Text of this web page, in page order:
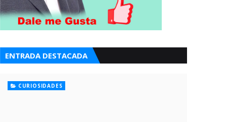
ENTRADA DESTACADA
CURIOSIDADES